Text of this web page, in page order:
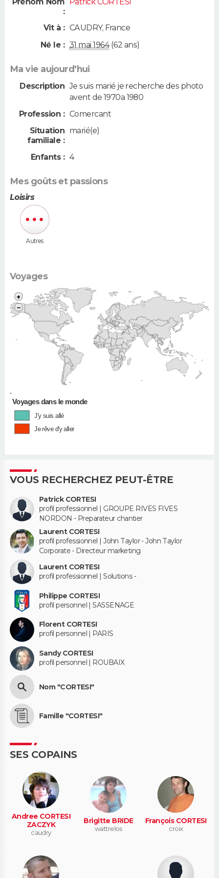
:
Vit à : CAUDRY, France
Né le : 31 mai 1964(62 ans)
Ma vie aujourd'hui
Description Je suis marié je recherche des photo
avent de 1970a 1980
Profession : Comercant
Situation
familiale :
marié(e)
Enfants : 4
Mes goûts et passions
Loisirs
Autres
Voyages
•
+
−
Voyages dans le monde
J'y suis allé
Je rêve d'y aller
VOUS RECHERCHEZ PEUT-ÊTRE
Patrick CORTESI
profil professionnel | GROUPE RIVES FIVES
NORDON - Preparateur chantier
Laurent CORTESI
profil professionnel | John Taylor - John Taylor
Corporate - Directeur marketing
Laurent CORTESI
profil professionnel | Solutions -
Philippe CORTESI
profil personnel | SASSENAGE
Florent CORTESI
profil personnel | PARIS
Sandy CORTESI
profil personnel | ROUBAIX
Nom "CORTESI"
Famille "CORTESI"
SES COPAINS
Andree CORTESI
ZACZYK
caudry
Brigitte BRIDE
wattrelos
François CORTESI
croix